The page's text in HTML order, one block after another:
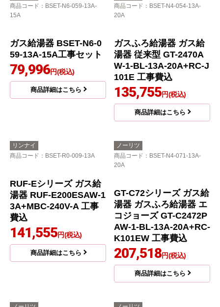
商品コード ：BSET-N6-059-13A-
15A
59-13A-15A工事セット
79,996円(税込)
商品コード ：BSET-N4-054-13A-
20A
湯器 従来型 GT-2470A
W-1-BL-13A-20A+RC-J
101E 工事費込
商品詳細はこちら
リンナイ
商品コード
：BSET-R0-009-13A
ノーリツ
商品コード：BSET-N4-071-13A-
20A
GT-C72シリーズ ガス給
コジョーズ GT-C2472P